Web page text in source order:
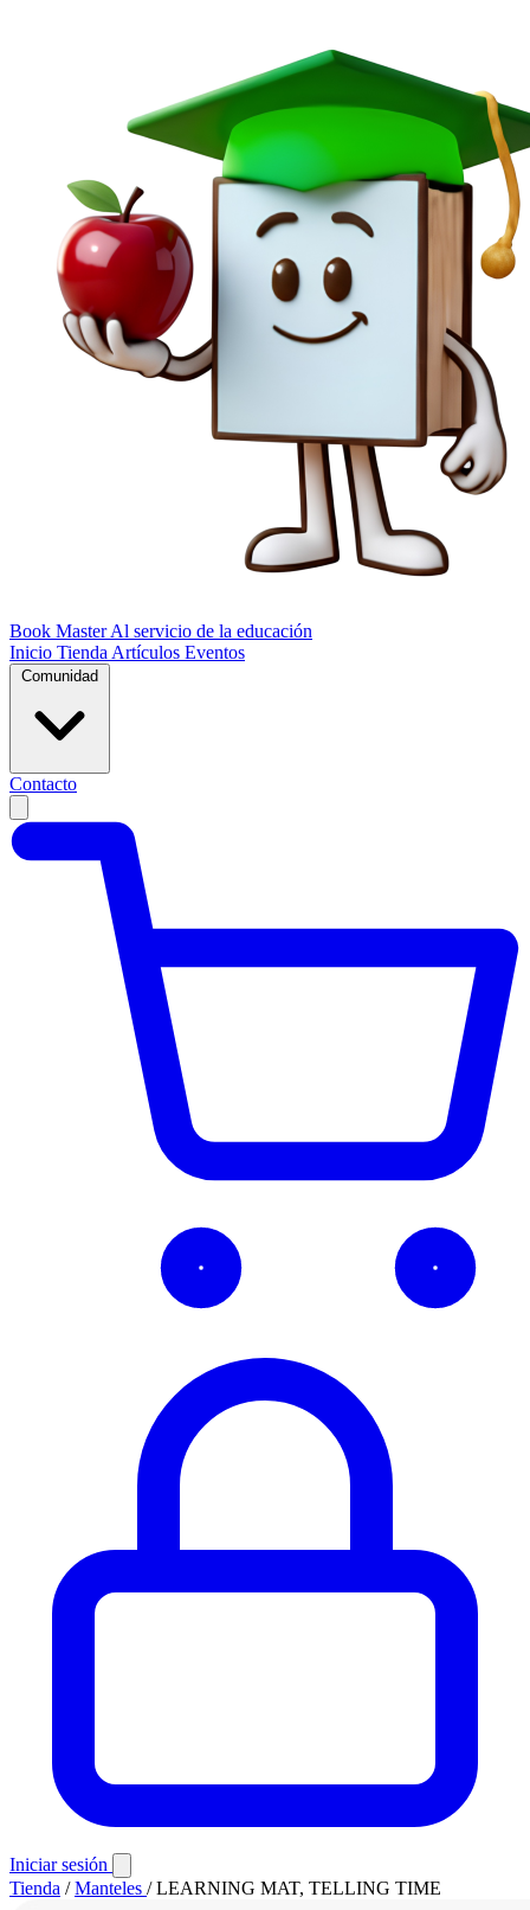
Book Master Al servicio de la educación
Inicio Tienda Artículos Eventos
Comunidad
Contacto
Iniciar sesión
Tienda / Manteles / LEARNING MAT, TELLING TIME